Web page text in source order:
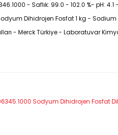
- Saflık: 99.0 - 102.0 %- pH: 4.1
Dihidrojen Fosfat 1 kg - Sodium
- Merck Türkiye - Laboratuvar